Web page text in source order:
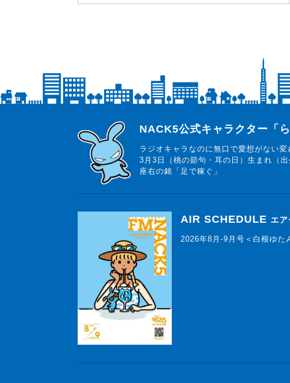
らじっと君
NACK5公式キャラクター「ら
ラジオキャラなのに無口で愛想がない
3月3日（桃の節句・耳の日）生まれ（出
座右の銘「足で稼ぐ」
AIR SCHEDULE エ
2026年8月-9月号＜白根ゆた